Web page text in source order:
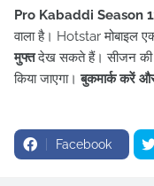
Pro Kabaddi Season
वाला है। Hotstar मोबाइल
मुफ्तदेख सकते हैं। सीजन की
किया जाएगा।बुकमार्क करें
Facebook